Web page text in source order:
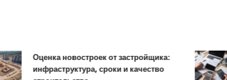
Оценка новостроек от застройщика:
инфраструктура, сроки и качество